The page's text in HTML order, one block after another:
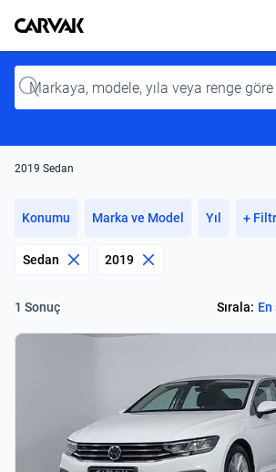
Kavak
Input
2019 Sedan
Konumu Marka ve Model Yıl +
Sedan 2019
1 Sonuç Sırala: